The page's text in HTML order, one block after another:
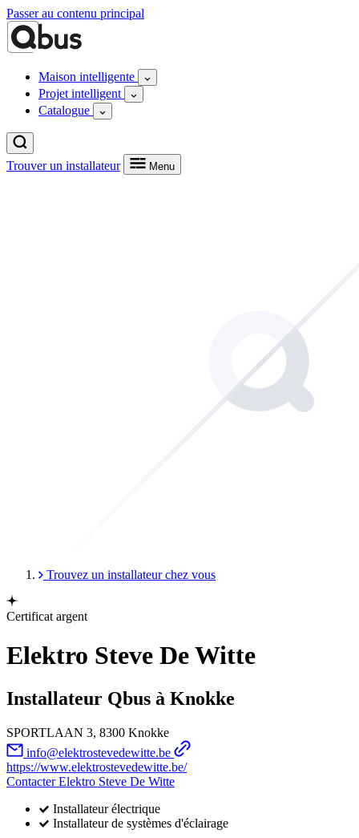
Passer au contenu principal
Maison intelligente
Projet intelligent
Catalogue
Trouver un installateur Menu
Trouvez un installateur chez vous
Certificat argent
Elektro Steve De Witte
Installateur Qbus à Knokke
SPORTLAAN 3, 8300 Knokke
info@elektrostevedewitte.be
https://www.elektrostevedewitte.be/
Contacter Elektro Steve De Witte
Installateur électrique
Installateur de systèmes d'éclairage